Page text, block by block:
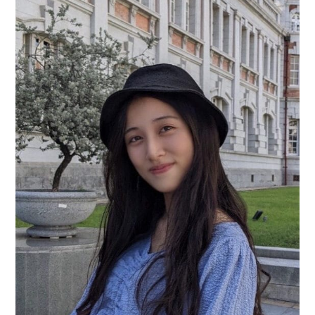
灣
穀
堡
中
興
米
觀
光
工
廠，
DIY
親
子
體
驗，
世
米
牆
超
好
拍!〉
中